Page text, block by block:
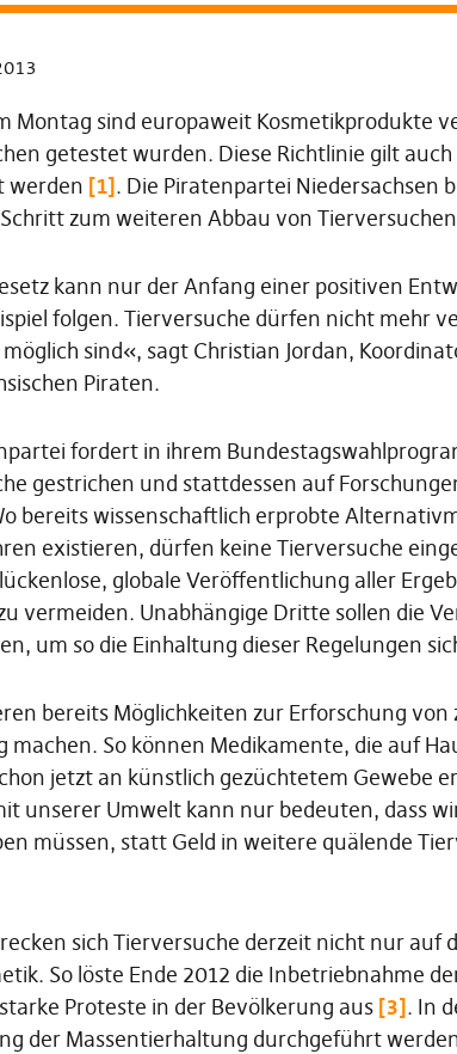
Montag sind europaweit Kosmetikprodukte
getestet wurden. Diese Richtlinie gilt
werden [1]. Die Piratenpartei Niedersachsen
zum weiteren Abbau von
kann nur der Anfang einer positiven
folgen. Tierversuche dürfen nicht mehr
sind«, sagt Christian Jordan,
Piraten.
fordert in ihrem
gestrichen und stattdessen auf
bereits wissenschaftlich erprobte
existieren, dürfen keine Tierversuche
globale Veröffentlichung aller
vermeiden. Unabhängige Dritte sollen die
um so die Einhaltung dieser Regelungen
bereits Möglichkeiten zur Erforschung
machen. So können Medikamente, die auf
jetzt an künstlich gezüchtetem Gewebe
unserer Umwelt kann nur bedeuten, dass
müssen, statt Geld in weitere quälende
sich Tierversuche derzeit nicht nur auf
So löste Ende 2012 die Inbetriebnahme
Proteste in der Bevölkerung aus [3]. In
der Massentierhaltung durchgeführt